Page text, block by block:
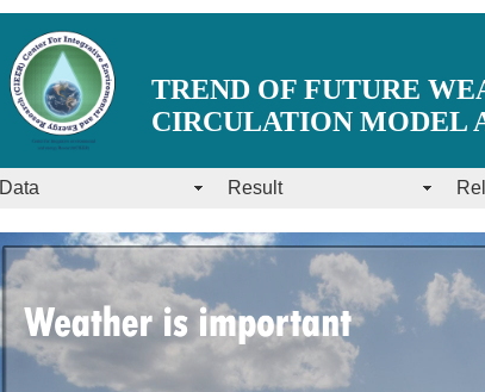
TREND OF FUTURE
CIRCULATION MODEL
Data Result